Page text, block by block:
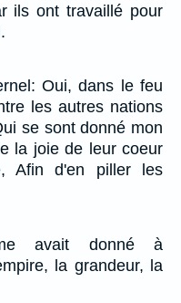
ils ont travaillé pour
Oui, dans le feu
les autres nations
se sont donné mon
la joie de leur coeur
Afin d'en piller les
avait donné à
la grandeur, la